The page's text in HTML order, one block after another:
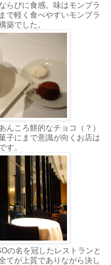
らびに食感。味はモンブラ
で軽く食べやすいモンブラ
築でした。
んころ餅的なチョコ（？）
子にまで意識が向くお店は
す。
の名を冠したレストランと
てが上質でありながら決し